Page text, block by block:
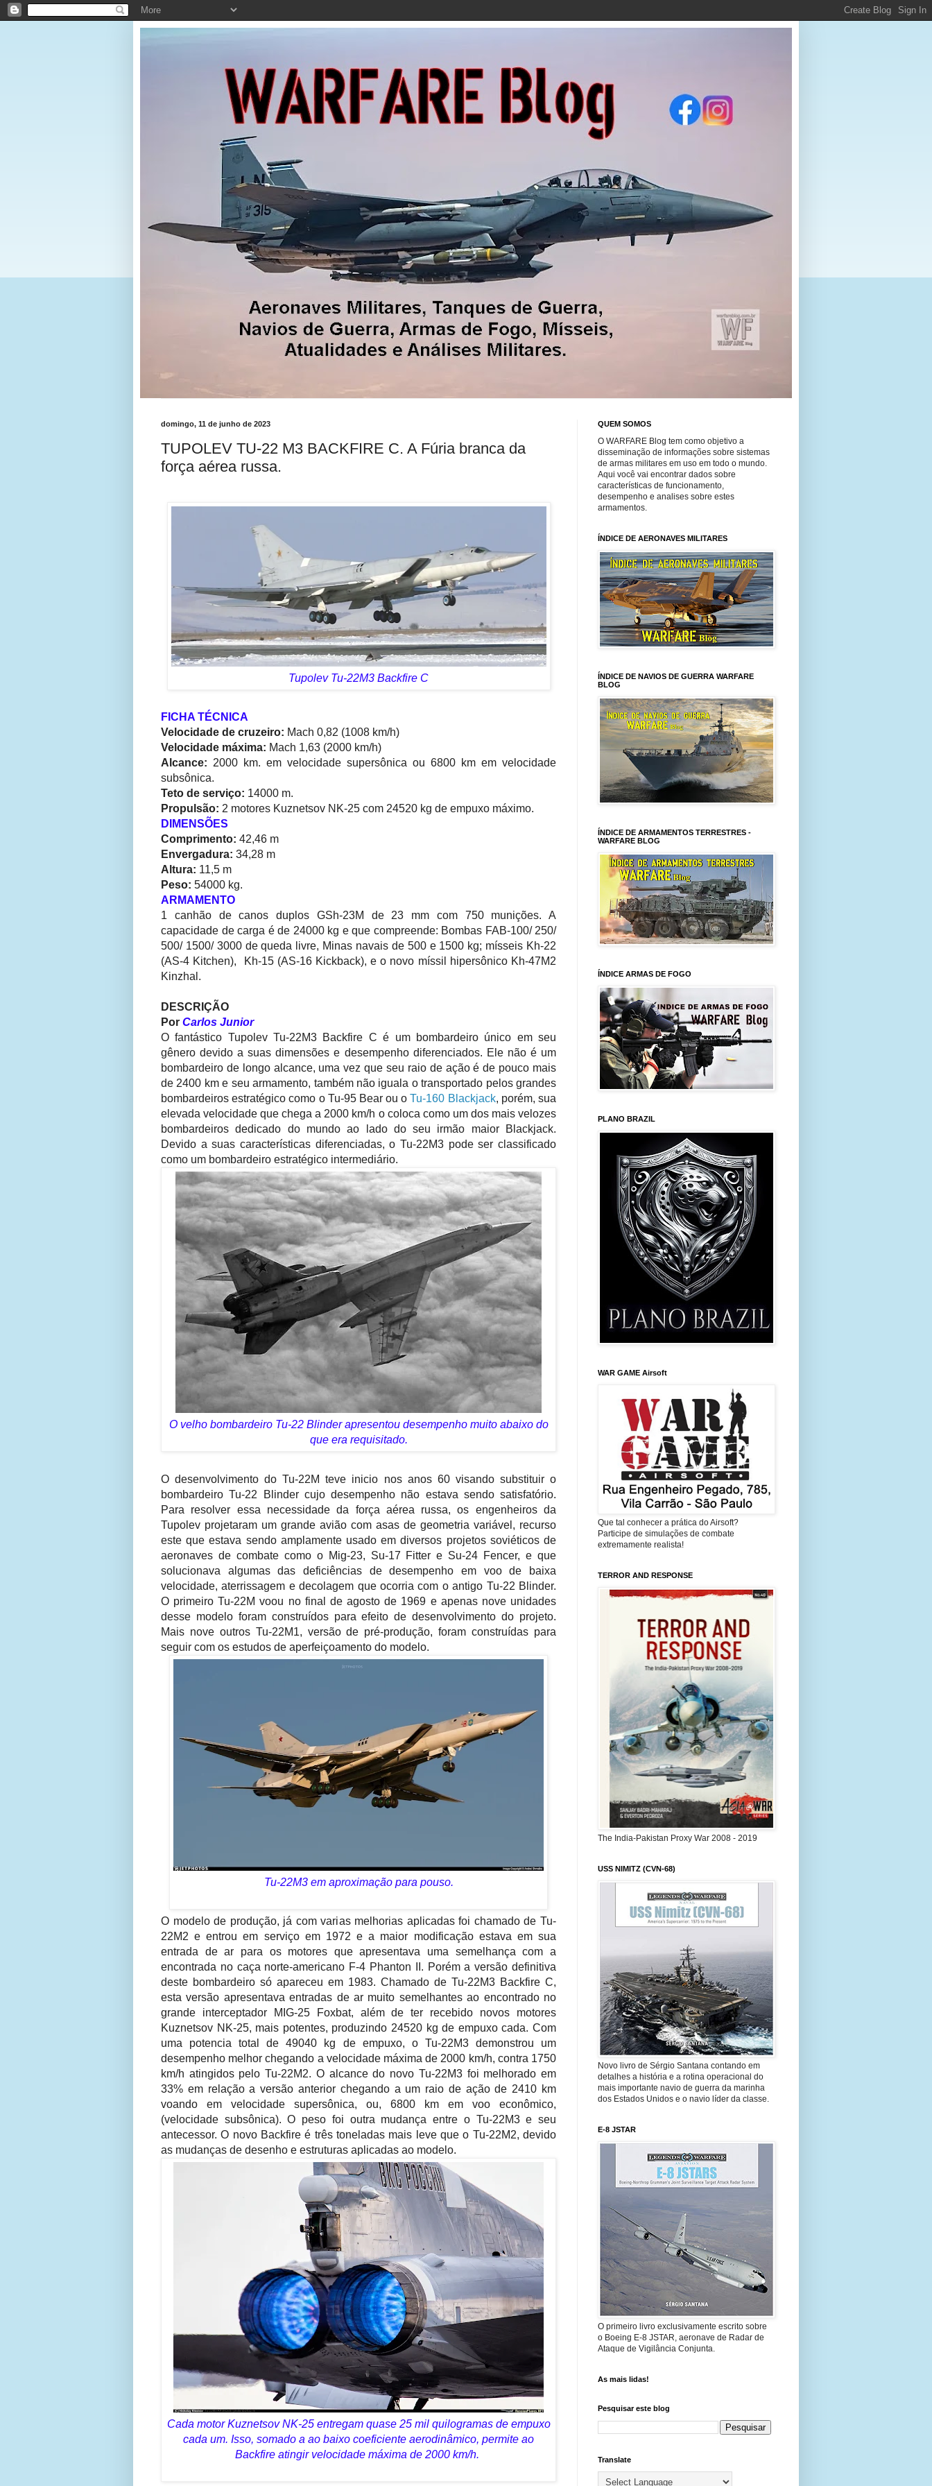
domingo, 11 de junho de 2023
TUPOLEV TU-22 M3 BACKFIRE C. A Fúria branca da
força aérea russa.
Tupolev Tu-22M3 Backfire C
FICHA TÉCNICA
Velocidade de cruzeiro: Mach 0,82 (1008 km/h)
Velocidade máxima: Mach 1,63 (2000 km/h)
Alcance: 2000 km. em velocidade supersônica ou 6800 km em velocidade
subsônica.
Teto de serviço: 14000 m.
Propulsão: 2 motores Kuznetsov NK-25 com 24520 kg de empuxo máximo.
DIMENSÕES
Comprimento: 42,46 m
Envergadura: 34,28 m
Altura: 11,5 m
Peso: 54000 kg.
ARMAMENTO
1 canhão de canos duplos GSh-23M de 23 mm com 750 munições. A
capacidade de carga é de 24000 kg e que compreende: Bombas FAB-100/ 250/
500/ 1500/ 3000 de queda livre, Minas navais de 500 e 1500 kg; mísseis Kh-22
(AS-4 Kitchen), Kh-15 (AS-16 Kickback), e o novo míssil hipersônico Kh-47M2
Kinzhal.
DESCRIÇÃO
Por Carlos Junior
O fantástico Tupolev Tu-22M3 Backfire C é um bombardeiro único em seu
gênero devido a suas dimensões e desempenho diferenciados. Ele não é um
bombardeiro de longo alcance, uma vez que seu raio de ação é de pouco mais
de 2400 km e seu armamento, também não iguala o transportado pelos grandes
bombardeiros estratégico como o Tu-95 Bear ou oTu-160 Blackjack, porém, sua
elevada velocidade que chega a 2000 km/h o coloca como um dos mais velozes
bombardeiros dedicado do mundo ao lado do seu irmão maior Blackjack.
Devido a suas características diferenciadas, o Tu-22M3 pode ser classificado
como um bombardeiro estratégico intermediário.
O velho bombardeiro Tu-22 Blinder apresentou desempenho muito abaixo do
que era requisitado.
O desenvolvimento do Tu-22M teve inicio nos anos 60 visando substituir o
bombardeiro Tu-22 Blinder cujo desempenho não estava sendo satisfatório.
Para resolver essa necessidade da força aérea russa, os engenheiros da
Tupolev projetaram um grande avião com asas de geometria variável, recurso
este que estava sendo amplamente usado em diversos projetos soviéticos de
aeronaves de combate como o Mig-23, Su-17 Fitter e Su-24 Fencer, e que
solucionava algumas das deficiências de desempenho em voo de baixa
velocidade, aterrissagem e decolagem que ocorria com o antigo Tu-22 Blinder.
O primeiro Tu-22M voou no final de agosto de 1969 e apenas nove unidades
desse modelo foram construídos para efeito de desenvolvimento do projeto.
Mais nove outros Tu-22M1, versão de pré-produção, foram construídas para
seguir com os estudos de aperfeiçoamento do modelo.
Tu-22M3 em aproximação para pouso.
O modelo de produção, já com varias melhorias aplicadas foi chamado de Tu-
22M2 e entrou em serviço em 1972 e a maior modificação estava em sua
entrada de ar para os motores que apresentava uma semelhança com a
encontrada no caça norte-americano F-4 Phanton II. Porém a versão definitiva
deste bombardeiro só apareceu em 1983. Chamado de Tu-22M3 Backfire C,
esta versão apresentava entradas de ar muito semelhantes ao encontrado no
grande interceptador MIG-25 Foxbat, além de ter recebido novos motores
Kuznetsov NK-25, mais potentes, produzindo 24520 kg de empuxo cada. Com
uma potencia total de 49040 kg de empuxo, o Tu-22M3 demonstrou um
desempenho melhor chegando a velocidade máxima de 2000 km/h, contra 1750
km/h atingidos pelo Tu-22M2. O alcance do novo Tu-22M3 foi melhorado em
33% em relação a versão anterior chegando a um raio de ação de 2410 km
voando em velocidade supersônica, ou, 6800 km em voo econômico,
(velocidade subsônica). O peso foi outra mudança entre o Tu-22M3 e seu
antecessor. O novo Backfire é três toneladas mais leve que o Tu-22M2, devido
as mudanças de desenho e estruturas aplicadas ao modelo.
Cada motor Kuznetsov NK-25 entregam quase 25 mil quilogramas de empuxo
cada um. Isso, somado a ao baixo coeficiente aerodinâmico, permite ao
Backfire atingir velocidade máxima de 2000 km/h.
QUEM SOMOS
O WARFARE Blog tem como objetivo a
disseminação de informações sobre sistemas
de armas militares em uso em todo o mundo.
Aqui você vai encontrar dados sobre
características de funcionamento,
desempenho e analises sobre estes
armamentos.
ÍNDICE DE AERONAVES MILITARES
ÍNDICE DE NAVIOS DE GUERRA WARFARE
BLOG
ÍNDICE DE ARMAMENTOS TERRESTRES -
WARFARE BLOG
ÍNDICE ARMAS DE FOGO
PLANO BRAZIL
WAR GAME Airsoft
Que tal conhecer a prática do Airsoft?
Participe de simulações de combate
extremamente realista!
TERROR AND RESPONSE
The India-Pakistan Proxy War 2008 - 2019
USS NIMITZ (CVN-68)
Novo livro de Sérgio Santana contando em
detalhes a história e a rotina operacional do
mais importante navio de guerra da marinha
dos Estados Unidos e o navio líder da classe.
E-8 JSTAR
O primeiro livro exclusivamente escrito sobre
o Boeing E-8 JSTAR, aeronave de Radar de
Ataque de Vigilância Conjunta.
As mais lidas!
Pesquisar este blog
Translate